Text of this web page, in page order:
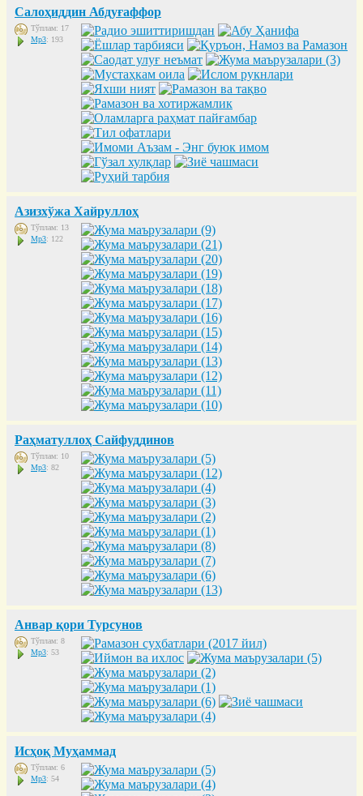
Салоҳиддин Абдуғаффор
Тўплам: 17
Mp3: 193
Азизхўжа Хайруллоҳ
Тўплам: 13
Mp3: 122
Раҳматуллоҳ Сайфуддинов
Тўплам: 10
Mp3: 82
Анвар қори Турсунов
Тўплам: 8
Mp3: 53
Исҳоқ Муҳаммад
Тўплам: 6
Mp3: 54